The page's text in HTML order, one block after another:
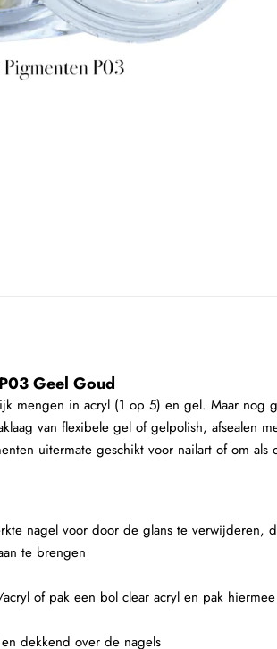
Geel Goud
mengen in acryl (1 op 5) en gel. Maar nog
van flexibele gel of gelpolish, afsealen
uitermate geschikt voor nailart of om als
nagel voor door de glans te verwijderen,
te brengen
of pak een bol clear acryl en pak
dekkend over de nagels